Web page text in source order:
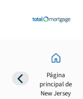
Página
principal de
New Jersey